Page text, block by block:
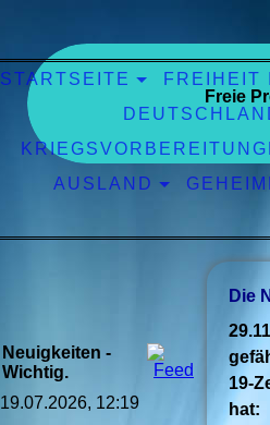
Freie
STARTSEITE FREIHEIT
AUSLAND
Die
19-
hat:
Neuigkeiten -
Wichtig.
19.07.2026, 12:19